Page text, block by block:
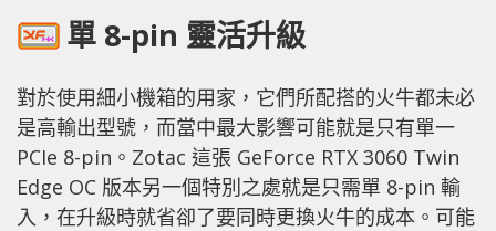
單 8-pin 靈活升級
對於使用細小機箱的用家，它們所配搭的火牛都未必
是高輸出型號，而當中最大影響可能就是只有單一
PCIe 8-pin。Zotac 這張 GeForce RTX 3060 Twin
Edge OC 版本另一個特別之處就是只需單 8-pin 輸
入，在升級時就省卻了要同時更換火牛的成本。可能